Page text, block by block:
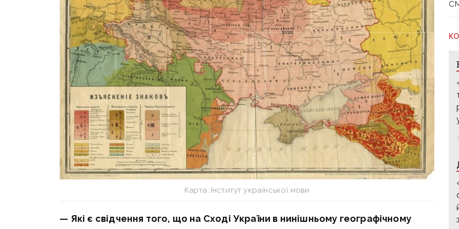
Карта: Інститут української мови
— Які є свідчення того, що на Сході України в нинішньому географічному